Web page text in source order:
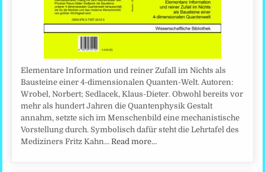
Elementare Information und reiner Zufall im Nichts als
Bausteine einer 4-dimensionalen Quanten-Welt. Autoren:
Wrobel, Norbert; Sedlacek, Klaus-Dieter. Obwohl bereits vor
mehr als hundert Jahren die Quantenphysik Gestalt
annahm, setzte sich im Menschenbild eine mechanistische
Vorstellung durch. Symbolisch dafür steht die Lehrtafel des
Mediziners Fritz Kahn…Read more…